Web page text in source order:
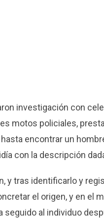
investigación con
motos policiales,
encontrar un
con la descripción
y tras identificarlo y
el origen, y en el
seguido al individuo